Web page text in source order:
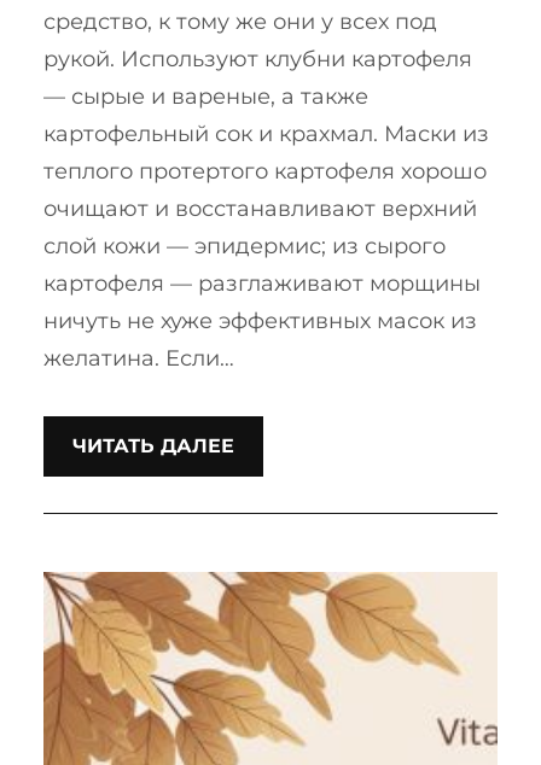
средство, к тому же они у всех под
рукой. Используют клубни картофеля
— сырые и вареные, а также
картофельный сок и крахмал. Маски из
теплого протертого картофеля хорошо
очищают и восстанавливают верхний
слой кожи — эпидермис; из сырого
картофеля — разглаживают морщины
ничуть не хуже эффективных масок из
желатина. Если…
ЧИТАТЬ ДАЛЕЕ